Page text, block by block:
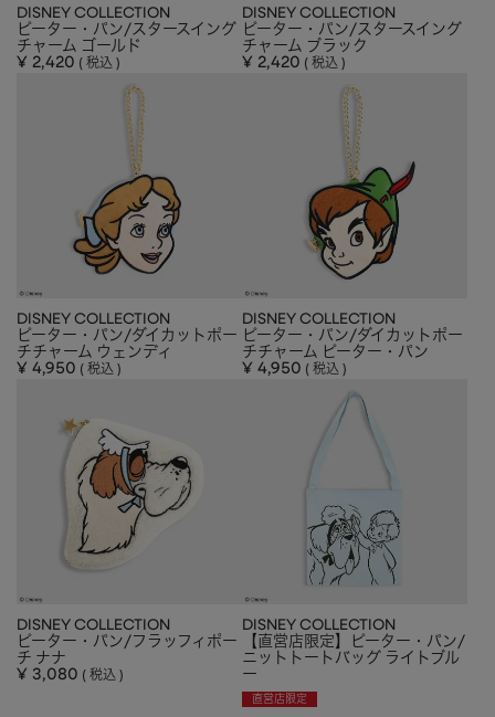
I PHONE CASEiPhoneケース
PC・タブレット
ストラップ
ACCESSORY アクセサリー
ピアス
EARRING
HAIR ACCESSORYヘアアクセサリー
セール
すべて
バッグ
FASHION ファッション
GOODS
MOBILE モバイル
DISNEY COLLECTION
ピーター・パン/スタースイング
チャーム ゴールド
¥ 2,420 税込
DISNEY COLLECTION
ピーター・パン/スタースイング
チャーム ブラック
¥ 2,420 税込
DISNEY COLLECTION
ピーター・パン/ダイカットポー
チチャーム ウェンディ
¥ 4,950 税込
DISNEY COLLECTION
ピーター・パン/ダイカットポー
チチャーム ピーター・パン
¥ 4,950 税込
DISNEY COLLECTION
ピーター・パン/フラッフィポー
チ ナナ
¥ 3,080 税込
DISNEY COLLECTION
【直営店限定】ピーター・パン/
ニットトートバッグ ライトブル
ー
直営店限定